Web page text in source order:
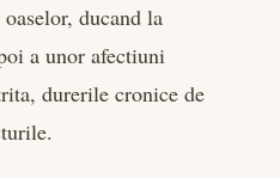
ducand la
a unor afectiuni
durerile cronice de